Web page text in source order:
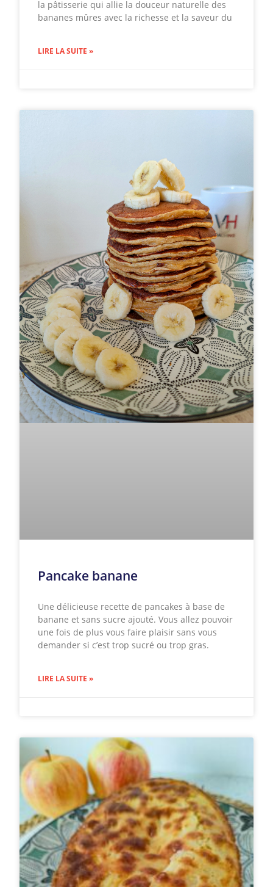
la pâtisserie qui allie la douceur naturelle des
bananes mûres avec la richesse et la saveur du
LIRE LA SUITE »
Pancake banane
Une délicieuse recette de pancakes à base de
banane et sans sucre ajouté. Vous allez pouvoir
une fois de plus vous faire plaisir sans vous
demander si c’est trop sucré ou trop gras.
LIRE LA SUITE »